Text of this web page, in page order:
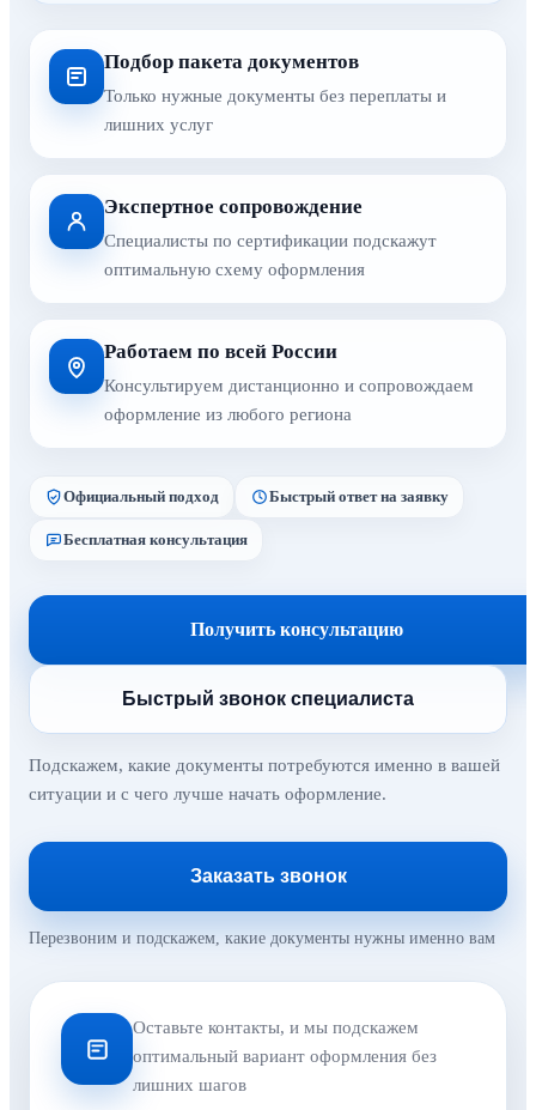
Подбор пакета документов
Только нужные документы без переплаты и
лишних услуг
Экспертное сопровождение
Специалисты по сертификации подскажут
оптимальную схему оформления
Работаем по всей России
Консультируем дистанционно и сопровождаем
оформление из любого региона
Официальный подход Быстрый ответ на заявку
Бесплатная консультация
Получить консультацию
Быстрый звонок специалиста
Подскажем, какие документы потребуются именно в вашей
ситуации и с чего лучше начать оформление.
Заказать звонок
Перезвоним и подскажем, какие документы нужны именно вам
Оставьте контакты, и мы подскажем
оптимальный вариант оформления без
лишних шагов